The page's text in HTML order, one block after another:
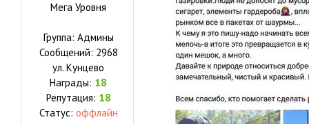
Мега Уровня
Группа: Админы
Сообщений: 2968
ул. Кунцево
Награды: 18
Репутация: 18
Статус: оффлайн